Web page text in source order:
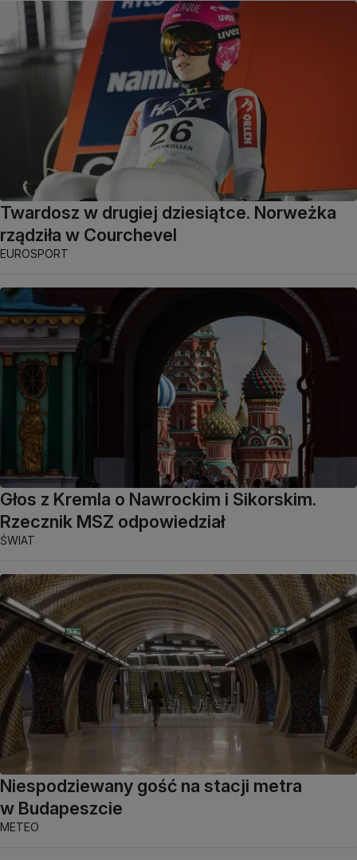
Twardosz w drugiej dziesiątce. Norweżka
rządziła w Courchevel
EUROSPORT
Głos z Kremla o Nawrockim i Sikorskim.
Rzecznik MSZ odpowiedział
ŚWIAT
Niespodziewany gość na stacji metra
w Budapeszcie
METEO